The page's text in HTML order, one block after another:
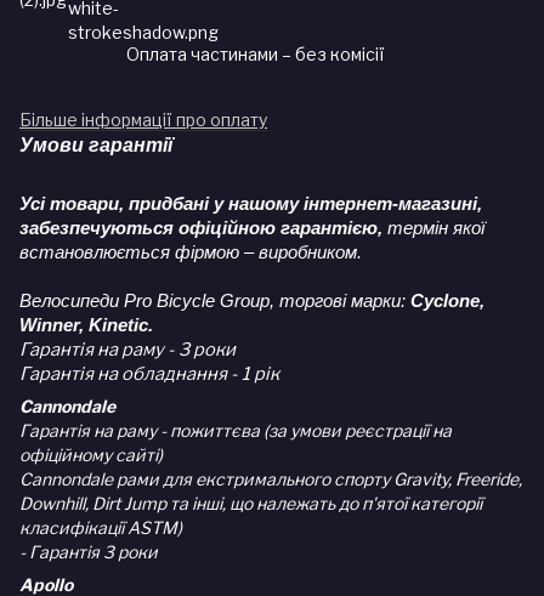
Оплата частинами – без комісії
Більше інформації про оплату
Умови гарантії
Усі товари, придбані у нашому інтернет-магазині,
забезпечуються офіційною гарантією, термін якої
встановлюється фірмою – виробником.
Велосипеди Pro Bicycle Group, торгові марки: Cyclone,
Winner, Kinetic.
Гарантія на раму - 3 роки
Гарантія на обладнання - 1 рік
Cannondale
Гарантія на раму - пожиттєва (за умови реєстрації на
офіційному сайті)
Cannondale рами для екстримального спорту Gravity, Freeride,
Downhill, Dirt Jump та інші, що належать до п'ятої категорії
класифікації ASTM)
- Гарантія 3 роки
Apollo